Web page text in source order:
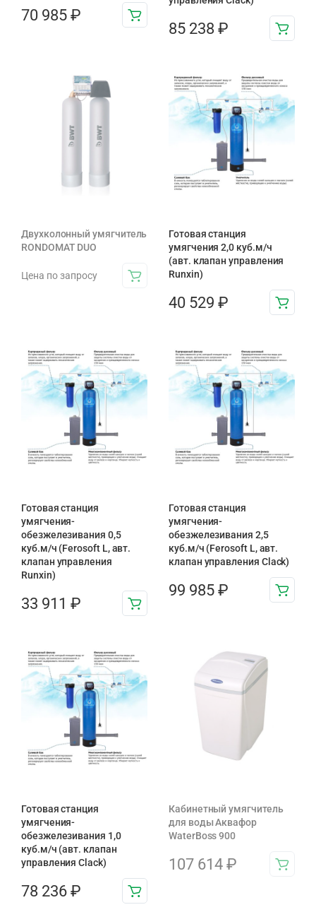
70 985 ₽
85 238 ₽
Двухколонный умягчитель
RONDOMAT DUO
Цена по запросу
Готовая станция
умягчения 2,0 куб.м/ч
(авт. клапан управления
Runxin)
40 529 ₽
Готовая станция
умягчения-
обезжелезивания 0,5
куб.м/ч (Ferosoft L, авт.
клапан управления
Runxin)
33 911 ₽
Готовая станция
умягчения-
обезжелезивания 2,5
куб.м/ч (Ferosoft L, авт.
клапан управления Clack)
99 985 ₽
Готовая станция
умягчения-
обезжелезивания 1,0
куб.м/ч (авт. клапан
управления Clack)
78 236 ₽
Кабинетный умягчитель
для воды Аквафор
WaterBoss 900
107 614 ₽